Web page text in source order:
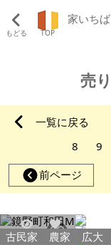
もどる TOP
家いちば
売
一覧に戻る
8
9
前ページ
22021 95
古民家 農家 広大